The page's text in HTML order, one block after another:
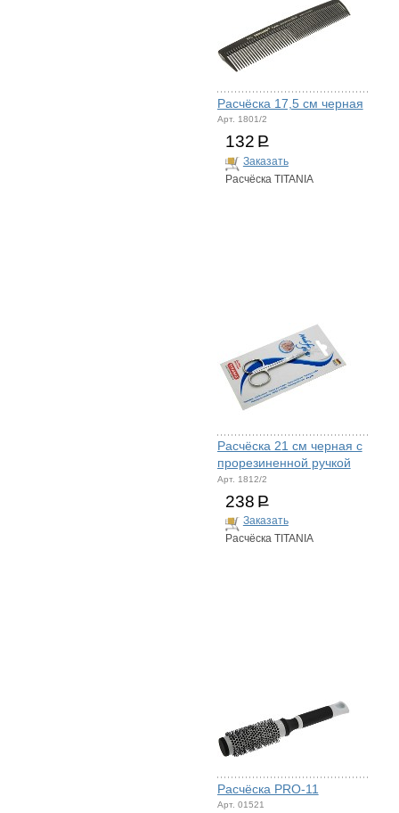
Расчёска 17,5 см черная
Арт. 1801/2
132 Р
Заказать
Расчёска TITANIA
Расчёска 21 см черная с
прорезиненной ручкой
Арт. 1812/2
238 Р
Заказать
Расчёска TITANIA
Расчёска PRO-11
Арт. 01521